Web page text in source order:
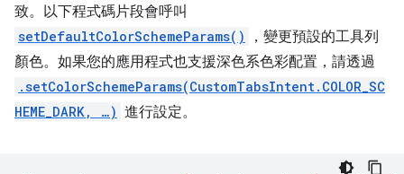
致。以下程式碼片段會呼叫
setDefaultColorSchemeParams()
，變更預設的工具列
顏色。如果您的應用程式也支援深色系色彩配置，請透過
.setColorSchemeParams(CustomTabsIntent.COLOR_SC
HEME_DARK, …) 進行設定。